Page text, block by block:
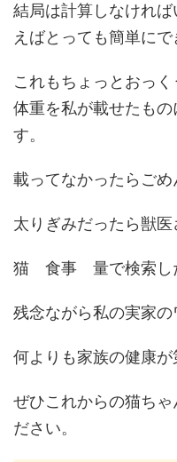
結局は計算しなけれ
えばとっても簡単にで
これもちょっとおっ
体重を私が載せたも
す。
載ってなかったらごめ
太りぎみだったら獣医
猫 食事 量で検索し
残念ながら私の実家の
何よりも家族の健康が
ぜひこれからの猫ち
ださい。